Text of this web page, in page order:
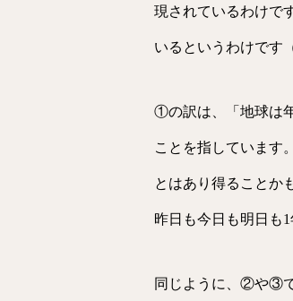
現されているわけで
いるというわけです
①の訳は、「地球は
ことを指しています
とはあり得ることか
昨日も今日も明日も
同じように、②や③